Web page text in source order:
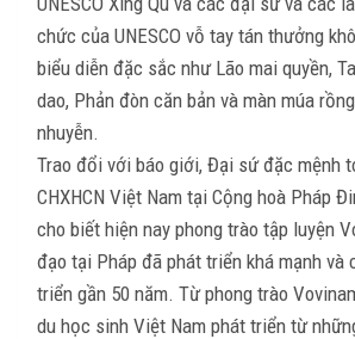
chức của UNESCO vỗ tay tán thưởng
biểu diễn đặc sắc như Lão mai quyền,
dao, Phản đòn căn bản và màn múa
nhuyễn.
Trao đổi với báo giới, Đại sứ đặc mệnh
CHXHCN Việt Nam tại Cộng hoà Pháp
cho biết hiện nay phong trào tập luyện
đạo tại Pháp đã phát triển khá mạnh và
triển gần 50 năm. Từ phong trào
du học sinh Việt Nam phát triển từ